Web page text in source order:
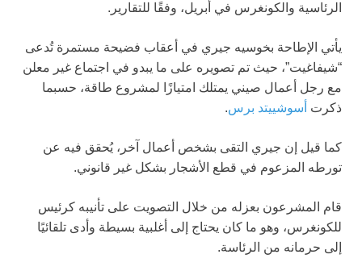
الرئاسية والكونغرس في أبريل، وفقًا للتقارير.
يأتي الإطاحة بخوسيه جيري في أعقاب فضيحة مستمرة تُدعى
“شيفاغيت”، حيث تم تصويره على ما يبدو في اجتماع غير معلن
مع رجل أعمال صيني يمتلك امتيازًا لمشروع طاقة، حسبما
ذكرت أسوشييتد برس.
كما قيل إن جيري التقى بشخص أعمال آخر، يُحقق فيه عن
تورطه المزعوم في قطع الأشجار بشكل غير قانوني.
قام المشرعون بعزله من خلال التصويت على تأنيبه كرئيس
للكونغرس، وهو ما كان يحتاج إلى أغلبية بسيطة وأدى تلقائيًا
إلى حرمانه من الرئاسة.